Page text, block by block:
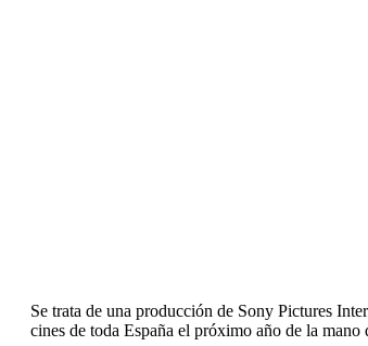
Se trata de una producción de Sony Pictures
cines de toda España el próximo año de la